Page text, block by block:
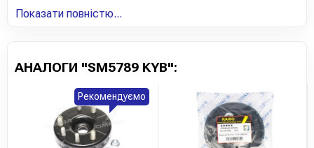
використовується на конвеєрах таких марок, як
амортизатори всіх типів, опори, пружини та витратні
Модельний ряд включає понад 10 500 позицій. Особливе
визнання серед автовласників здобули пружини K-Flex та
амортизатори серії Extage, які ідеально підходять для
Показати повністю...
АНАЛОГИ "SM5789 KYB":
Рекомендуємо